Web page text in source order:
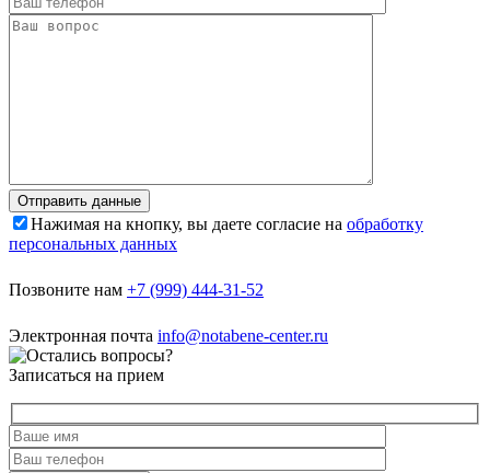
Нажимая на кнопку, вы даете согласие на обработку
персональных данных
Позвоните нам +7 (999) 444-31-52
Электронная почта info@notabene-center.ru
Записаться на прием